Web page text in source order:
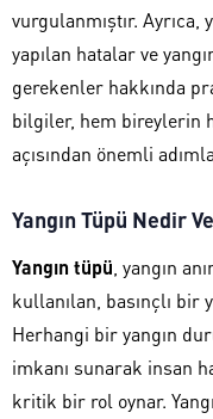
vurgulanmıştır. Ayrıca,
yapılan hatalar ve
gerekenler hakkında
bilgiler, hem bireylerin
açısından önemli
Yangın Tüpü Nedir
Yangın tüpü , yangın
kullanılan, basınçlı bir
Herhangi bir yangın
imkanı sunarak insan
kritik bir rol oynar.